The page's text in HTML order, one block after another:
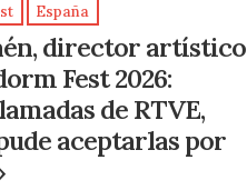
España
director artístico
Fest 2026:
de RTVE,
aceptarlas por